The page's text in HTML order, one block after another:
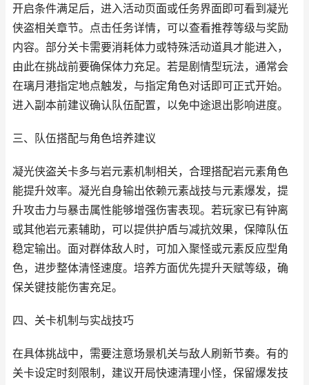
开启条件满足后，进入活动页面或任务界面即可看到凝光
侠盗相关章节。点击任务详情，可以查看推荐等级与奖励
内容。部分关卡需要消耗体力或特殊活动道具才能进入，
由此在挑战前要确保体力充足。若是剧情型玩法，通常会
在璃月港指定地点触发，与指定角色对话即可正式开始。
进入副本前建议确认队伍配置，以免中途退出影响进度。
三、队伍搭配与角色培养建议
凝光侠盗关卡多与岩元素机制相关，合理搭配岩元素角色
能提升效率。凝光自身输出依赖元素战技与元素爆发，提
升攻击力与暴击属性能够增强伤害表现。若玩家已有钟离
或其他岩元素辅助，可以提供护盾与减抗效果，保障队伍
稳定输出。面对群体敌人时，可加入聚怪或元素反应型角
色，进步整体清怪速度。培养方面优先提升天赋等级，确
保关键技能伤害充足。
四、关卡机制与实战技巧
在具体挑战中，需要注意场景机关与敌人刷新节奏。有的
关卡设定时刻限制，建议开局快速清理小怪，保留爆发技